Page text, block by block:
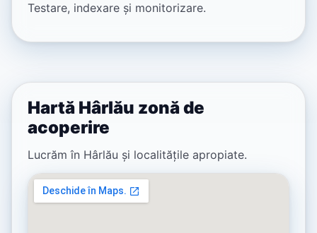
Testare, indexare și monitorizare.
Hartă Hârlău zonă de
acoperire
Lucrăm în Hârlău și localitățile apropiate.